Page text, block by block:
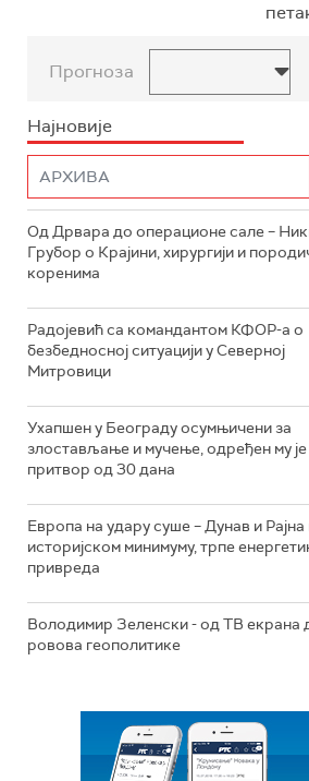
Прогноза
Најновије
Од Дрвара до операционе сале –
Грубор о Крајини, хирургији и
коренима
Радојевић са командантом КФОР-а о
безбедносној ситуацији у Северној
Митровици
Ухапшен у Београду осумњичени за
злостављање и мучење, одређен му је
притвор од 30 дана
Европа на удару суше – Дунав и Рајна
историјском минимуму, трпе
привреда
Володимир Зеленски - од ТВ екрана
ровова геополитике